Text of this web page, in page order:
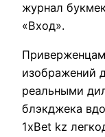
журнал
«Вход».
изображений
реальными
блэкджека
1xBet kz